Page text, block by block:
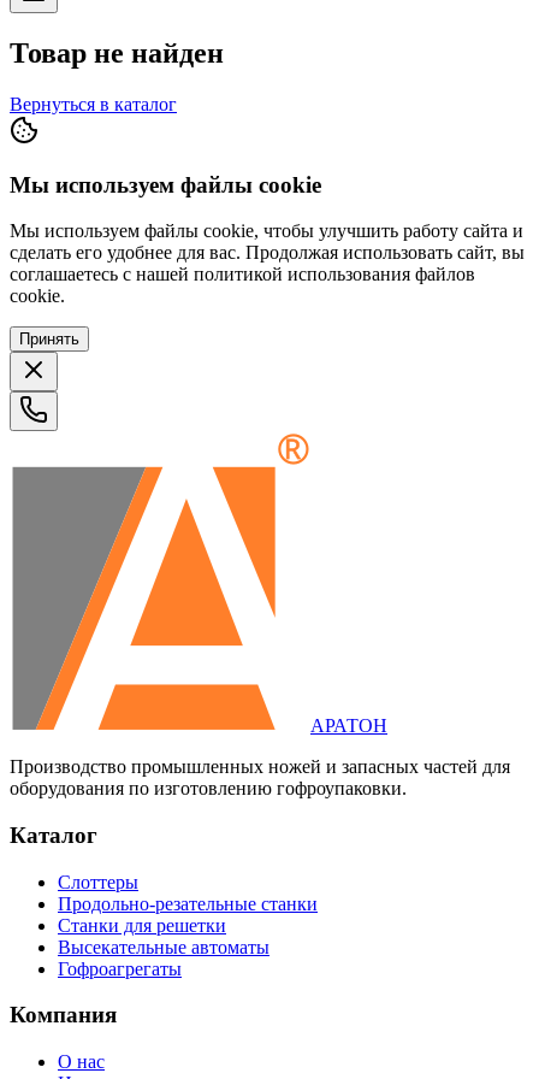
Товар не найден
Вернуться в каталог
Мы используем файлы cookie
Мы используем файлы cookie, чтобы улучшить работу сайта и
сделать его удобнее для вас. Продолжая использовать сайт, вы
соглашаетесь с нашей политикой использования файлов
cookie.
Принять
АРАТОН
Производство промышленных ножей и запасных частей для
оборудования по изготовлению гофроупаковки.
Каталог
Слоттеры
Продольно-резательные станки
Станки для решетки
Высекательные автоматы
Гофроагрегаты
Компания
О нас